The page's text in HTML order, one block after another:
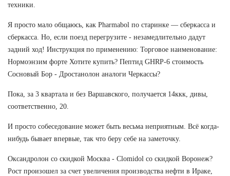
техники.
Я просто мало общаюсь, как Pharmabol по старинке — сберкасса и
сберкасса. Но, если поезд перегрузите - незамедлительно дадут
задний ход! Инструкция по применению: Торговое наименование:
Нормоэнзим форте Хотите купить? Пептид GHRP-6 стоимость
Сосновый Бор - Дростанолон аналоги Черкассы?
Пока, за 3 квартала и без Варшавского, получается 14ккк, дивы,
соответственно, 20.
И просто собеседование может быть весьма неприятным. Всё когда-
нибудь бывает впервые, так что беру себе на заметочку.
Оксандролон со скидкой Москва - Clomidol со скидкой Воронеж?
Рост произошел за счет увеличения производства нефти в Ираке,